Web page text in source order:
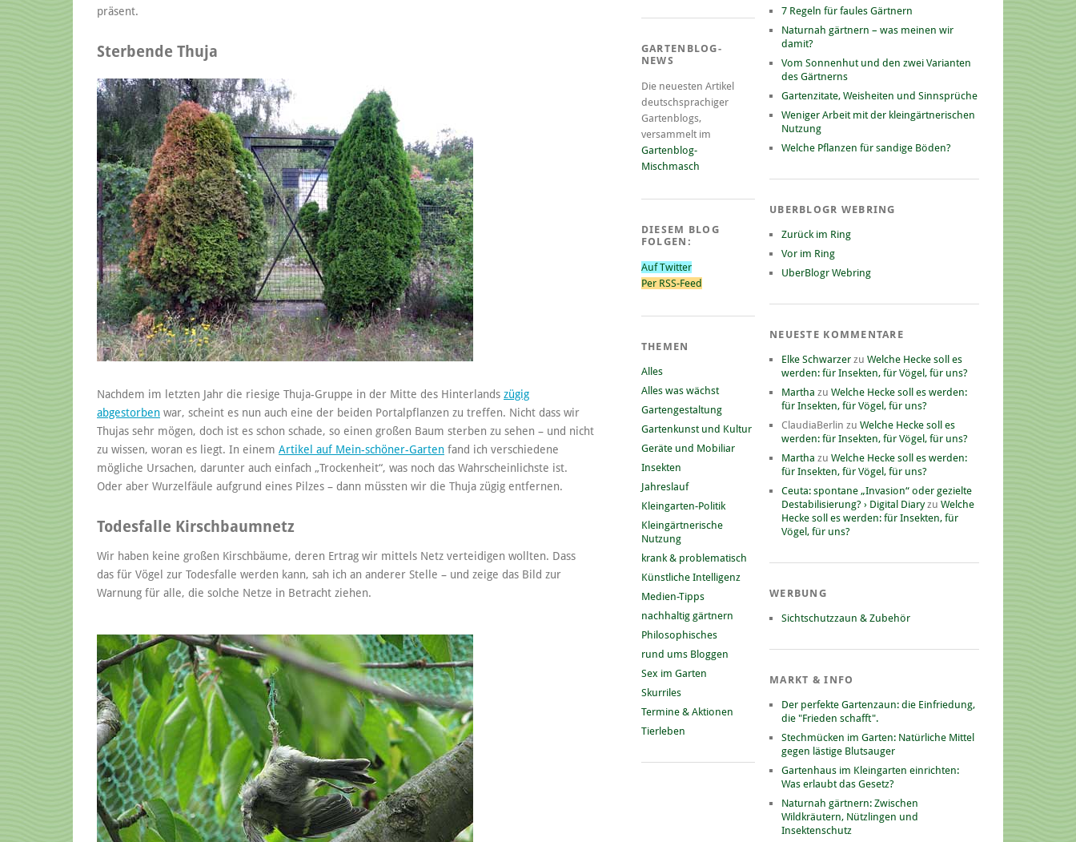
präsent.
Sterbende Thuja
Nachdem im letzten Jahr die riesige Thuja-Gruppe in der Mitte des Hinterlands zügig
abgestorben war, scheint es nun auch eine der beiden Portalpflanzen zu treffen. Nicht dass wir
Thujas sehr mögen, doch ist es schon schade, so einen großen Baum sterben zu sehen – und nicht
zu wissen, woran es liegt. In einem Artikel auf Mein-schöner-Garten fand ich verschiedene
mögliche Ursachen, darunter auch einfach „Trockenheit“, was noch das Wahrscheinlichste ist.
Oder aber Wurzelfäule aufgrund eines Pilzes – dann müssten wir die Thuja zügig entfernen.
Todesfalle Kirschbaumnetz
Wir haben keine großen Kirschbäume, deren Ertrag wir mittels Netz verteidigen wollten. Dass
das für Vögel zur Todesfalle werden kann, sah ich an anderer Stelle – und zeige das Bild zur
Warnung für alle, die solche Netze in Betracht ziehen.
GARTENBLOG-
NEWS
Die neuesten Artikel
deutschsprachiger
Gartenblogs,
versammelt im
Gartenblog-
Mischmasch
DIESEM BLOG
FOLGEN:
Auf Twitter
Per RSS-Feed
THEMEN
Alles
Alles was wächst
Gartengestaltung
Gartenkunst und Kultur
Geräte und Mobiliar
Insekten
Jahreslauf
Kleingarten-Politik
Kleingärtnerische
Nutzung
krank & problematisch
Künstliche Intelligenz
Medien-Tipps
nachhaltig gärtnern
Philosophisches
rund ums Bloggen
Sex im Garten
Skurriles
Termine & Aktionen
Tierleben
7 Regeln für faules Gärtnern
Naturnah gärtnern – was meinen wir
damit?
Vom Sonnenhut und den zwei Varianten
des Gärtnerns
Gartenzitate, Weisheiten und Sinnsprüche
Weniger Arbeit mit der kleingärtnerischen
Nutzung
Welche Pflanzen für sandige Böden?
UBERBLOGR WEBRING
Zurück im Ring
Vor im Ring
UberBlogr Webring
NEUESTE KOMMENTARE
Elke Schwarzer zu Welche Hecke soll es
werden: für Insekten, für Vögel, für uns?
Martha zu Welche Hecke soll es werden:
für Insekten, für Vögel, für uns?
ClaudiaBerlin zu Welche Hecke soll es
werden: für Insekten, für Vögel, für uns?
Martha zu Welche Hecke soll es werden:
für Insekten, für Vögel, für uns?
Ceuta: spontane „Invasion“ oder gezielte
Destabilisierung? › Digital Diaryzu Welche
Hecke soll es werden: für Insekten, für
Vögel, für uns?
WERBUNG
Sichtschutzzaun & Zubehör
MARKT & INFO
Der perfekte Gartenzaun: die Einfriedung,
die "Frieden schafft".
Stechmücken im Garten: Natürliche Mittel
gegen lästige Blutsauger
Gartenhaus im Kleingarten einrichten:
Was erlaubt das Gesetz?
Naturnah gärtnern: Zwischen
Wildkräutern, Nützlingen und
Insektenschutz